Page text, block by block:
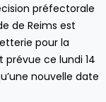
préfectorale
de Reims est
pour la
ce lundi 14
nouvelle date